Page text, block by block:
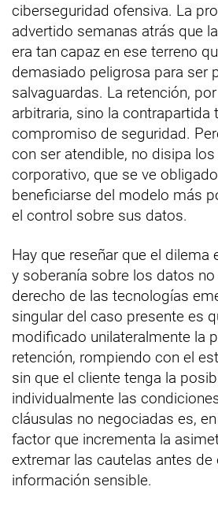
ciberseguridad ofensiva. La
advertido semanas atrás que
era tan capaz en ese terreno
demasiado peligrosa para ser
salvaguardas. La retención,
arbitraria, sino la contrapartida
compromiso de seguridad.
con ser atendible, no disipa
corporativo, que se ve
beneficiarse del modelo más
el control sobre sus datos.
Hay que reseñar que el dilema
y soberanía sobre los datos no
derecho de las tecnologías
singular del caso presente es
modificado unilateralmente la
retención, rompiendo con el
sin que el cliente tenga la
individualmente las
cláusulas no negociadas es,
factor que incrementa la
extremar las cautelas antes de
información sensible.